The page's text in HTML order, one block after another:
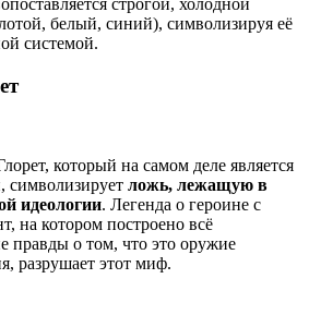
строгой, холодной
белый, синий), символизируя её
системой.
который на самом деле является
символизирует ложь, лежащую в
идеологии. Легенда о героине с
на котором построено всё
правды о том, что это оружие
разрушает этот миф.